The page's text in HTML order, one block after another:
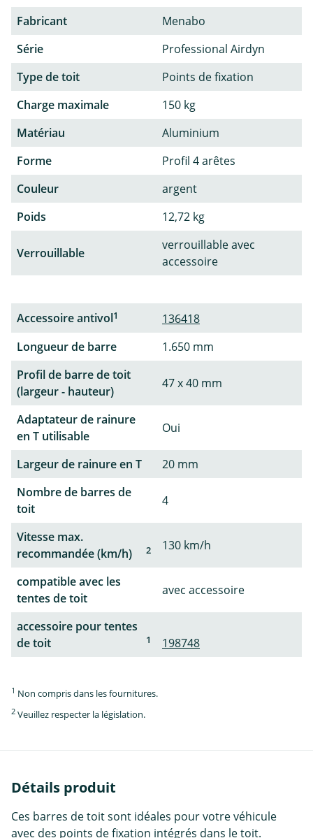
Fabricant
Menabo
Série
Professional Airdyn
Type de toit
Points de fixation
Charge maximale
150 kg
Matériau
Aluminium
Forme
Profil 4 arêtes
Couleur
argent
Poids
12,72 kg
Verrouillable
verrouillable avec
accessoire
Accessoire antivol1
136418
Longueur de barre
1.650 mm
Profil de barre de toit
(largeur - hauteur)
47 x 40 mm
Adaptateur de rainure
en T utilisable
Oui
Largeur de rainure en T
20 mm
Nombre de barres de
toit
4
Vitesse max.
recommandée (km/h)
2 130 km/h
compatible avec les
tentes de toit
avec accessoire
accessoire pour tentes
de toit
1 198748
1 Non compris dans les fournitures.
2 Veuillez respecter la législation.
Détails produit
Ces barres de toit sont idéales pour votre véhicule
avec des points de fixation intégrés dans le toit.